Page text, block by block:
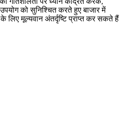
उपयोग को सुनिश्चित करते हुए बाजार में
लिए मूल्यवान अंतर्दृष्टि प्राप्त कर सकते हैं